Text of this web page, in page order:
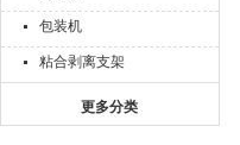
包装机
粘合剥离支架
更多分类